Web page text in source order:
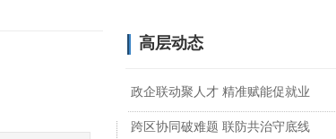
高层动态
政企联动聚人才 精准赋能促就业
跨区协同破难题 联防共治守底线